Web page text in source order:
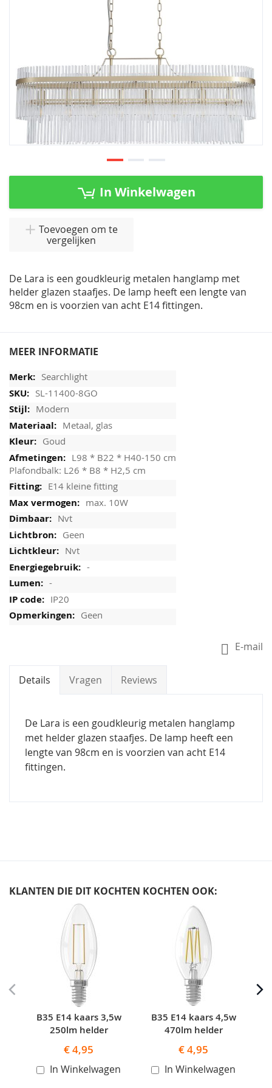
Ga
In Winkelwagen
Toevoegen om te
vergelijken
De Lara is een goudkleurig metalen hanglamp met
helder glazen staafjes. De lamp heeft een lengte van
98cm en is voorzien van acht E14 fittingen.
MEER INFORMATIE
Searchlight
SL-11400-8GO
Modern
Metaal, glas
Goud
L98 * B22 * H40-150 cm
Plafondbalk: L26 * B8 * H2,5 cm
E14 kleine fitting
max. 10W
Nvt
Geen
Nvt
-
-
IP20
Geen
E-mail
Details Vragen Reviews
De Lara is een goudkleurig metalen hanglamp
met helder glazen staafjes. De lamp heeft een
lengte van 98cm en is voorzien van acht E14
fittingen.
KLANTEN DIE DIT KOCHTEN KOCHTEN OOK:
B35 E14 kaars 3,5w
250lm helder
€ 4,95
In Winkelwagen
B35 E14 kaars 4,5w
470lm helder
€ 4,95
In Winkelwagen